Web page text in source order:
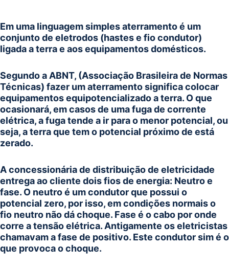
Em uma linguagem simples aterramento é um
conjunto de eletrodos (hastes e fio condutor)
ligada a terra e aos equipamentos domésticos.
Segundo a ABNT, (Associação Brasileira de Normas
Técnicas) fazer um aterramento significa colocar
equipamentos equipotencializado a terra. O que
ocasionará, em casos de uma fuga de corrente
elétrica, a fuga tende a ir para o menor potencial, ou
seja, a terra que tem o potencial próximo de está
zerado.
A concessionária de distribuição de eletricidade
entrega ao cliente dois fios de energia: Neutro e
fase. O neutro é um condutor que possui o
potencial zero, por isso, em condições normais o
fio neutro não dá choque. Fase é o cabo por onde
corre a tensão elétrica. Antigamente os eletricistas
chamavam a fase de positivo. Este condutor sim é o
que provoca o choque.